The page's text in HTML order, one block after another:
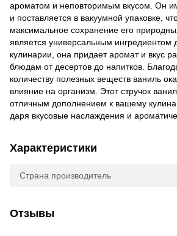
ароматом и неповторимым вкусом. Он
и поставляется в вакуумной упаковке,
максимальное сохранение его
является универсальным ингредиентом
кулинарии, она придает аромат и вкус
блюдам от десертов до напитков.
количеству полезных веществ ваниль
влияние на организм. Этот стручок
отличным дополнением к вашему
даря вкусовые наслаждения и
Характеристики
Страна производитель
Отзывы